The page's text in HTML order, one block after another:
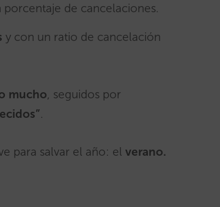
porcentaje de cancelaciones.
y con un ratio de cancelación
mucho, seguidos por
.
para salvar el año: el verano.